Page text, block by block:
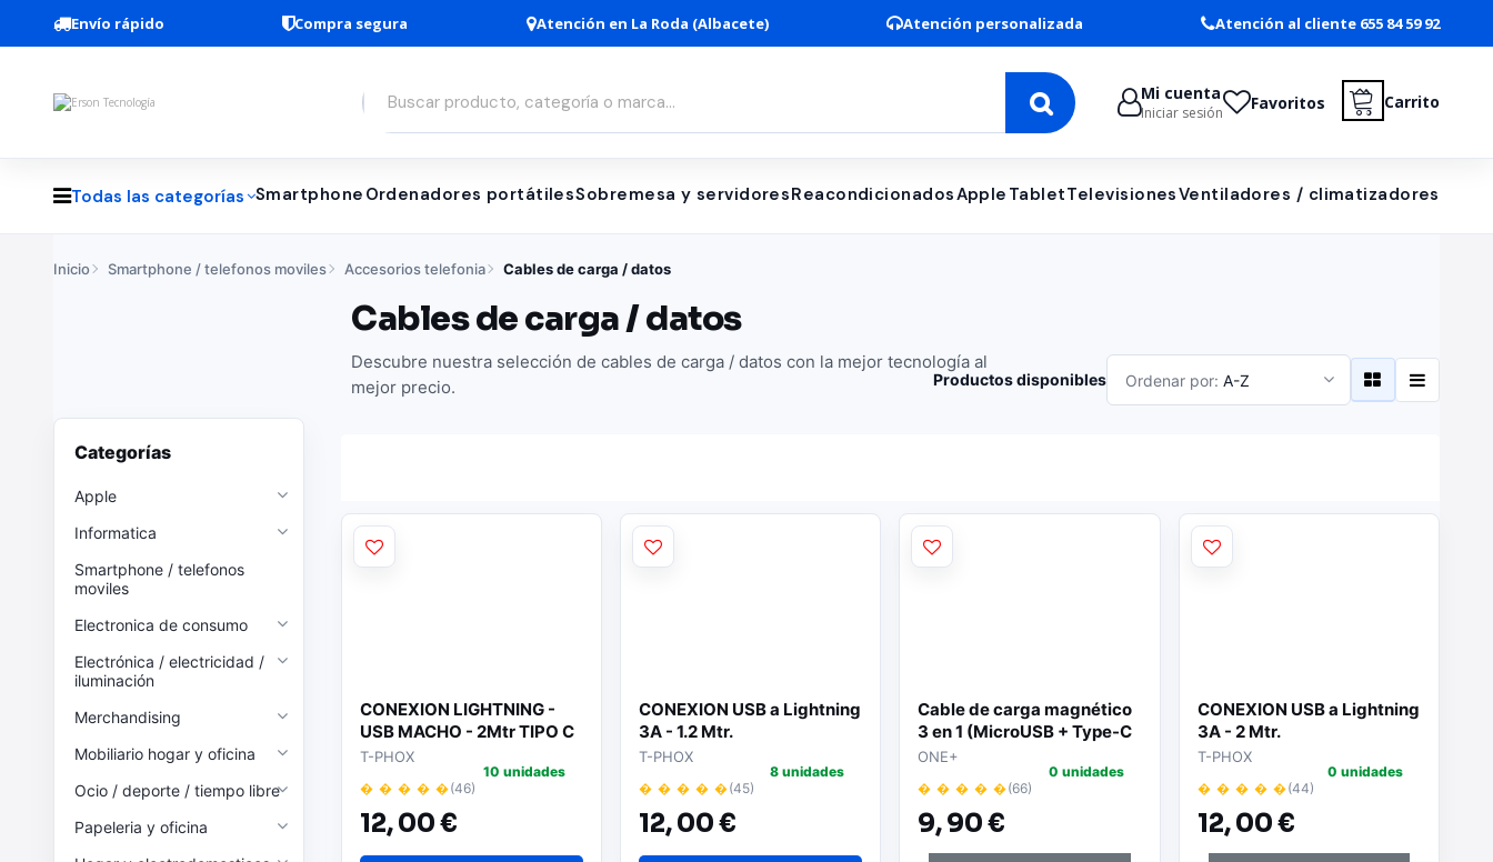
Envío rápido Compra segura Atención en La Roda (Albacete) Atención personalizada Atención al cliente 655 84 59 92
Mi cuenta
Iniciar sesión Favoritos Carrito
Todas las categorías Smartphone Ordenadores portátilesSobremesa y servidoresReacondicionadosApple TabletTelevisionesVentiladores / climatizadores
Inicio Smartphone / telefonos moviles Accesorios telefonia Cables de carga / datos
Cables de carga / datos
Descubre nuestra selección de cables de carga / datos con la mejor tecnología al
mejor precio.
Categorías
Apple
Informatica
Smartphone / telefonos
moviles
Electronica de consumo
Electrónica / electricidad /
iluminación
Merchandising
Mobiliario hogar y oficina
Ocio / deporte / tiempo libre
Papeleria y oficina
Productos disponibles Ordenar por: A-Z
CONEXION LIGHTNING -
USB MACHO - 2Mtr TIPO C
COMPATIBLE
T-PHOX
� � � � �(46)
12,00 €
10 unidades
CONEXION USB a Lightning
3A - 1.2 Mtr.
T-PHOX
� � � � �(45)
12,00 €
8 unidades
Cable de carga magnético
3 en 1 (MicroUSB + Type-C
+ lightning) 1 Mtr / 2.4Amp
ONE+
� � � � �(66)
9,90 €
0 unidades
CONEXION USB a Lightning
3A - 2 Mtr.
T-PHOX
� � � � �(44)
12,00 €
0 unidades